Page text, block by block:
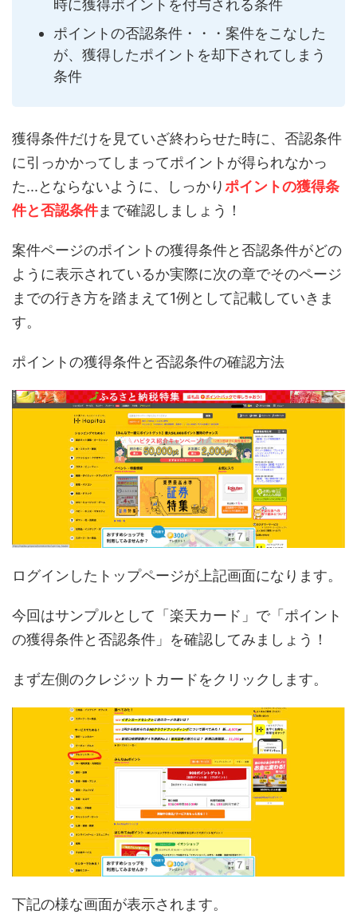
時に獲得ポイントを付与される条件
ポイントの否認条件・・・案件をこなした
が、獲得したポイントを却下されてしまう
条件
獲得条件だけを見ていざ終わらせた時に、否認条件
に引っかかってしまってポイントが得られなかっ
た...とならないように、しっかりポイントの獲得条
件と否認条件まで確認しましょう！
案件ページのポイントの獲得条件と否認条件がどの
ように表示されているか実際に次の章でそのページ
までの行き方を踏まえて1例として記載していきま
す。
ポイントの獲得条件と否認条件の確認方法
ログインしたトップページが上記画面になります。
今回はサンプルとして「楽天カード」で「ポイント
の獲得条件と否認条件」を確認してみましょう！
まず左側のクレジットカードをクリックします。
下記の様な画面が表示されます。